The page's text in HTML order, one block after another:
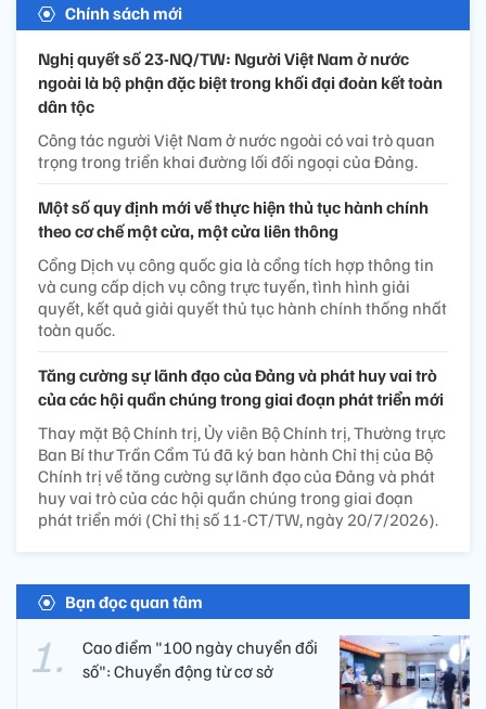
Chính sách mới
Nghị quyết số 23-NQ/TW: Người Việt Nam ở nước
ngoài là bộ phận đặc biệt trong khối đại đoàn kết toàn
dân tộc
Công tác người Việt Nam ở nước ngoài có vai trò quan
trọng trong triển khai đường lối đối ngoại của Đảng.
Một số quy định mới về thực hiện thủ tục hành chính
theo cơ chế một cửa, một cửa liên thông
Cổng Dịch vụ công quốc gia là cổng tích hợp thông tin
và cung cấp dịch vụ công trực tuyến, tình hình giải
quyết, kết quả giải quyết thủ tục hành chính thống nhất
toàn quốc.
Tăng cường sự lãnh đạo của Đảng và phát huy vai trò
của các hội quần chúng trong giai đoạn phát triển mới
Thay mặt Bộ Chính trị, Ủy viên Bộ Chính trị, Thường trực
Ban Bí thư Trần Cẩm Tú đã ký ban hành Chỉ thị của Bộ
Chính trị về tăng cường sự lãnh đạo của Đảng và phát
huy vai trò của các hội quần chúng trong giai đoạn
phát triển mới (Chỉ thị số 11-CT/TW, ngày 20/7/2026).
Bạn đọc quan tâm
Cao điểm "100 ngày chuyển đổi
số": Chuyển động từ cơ sở